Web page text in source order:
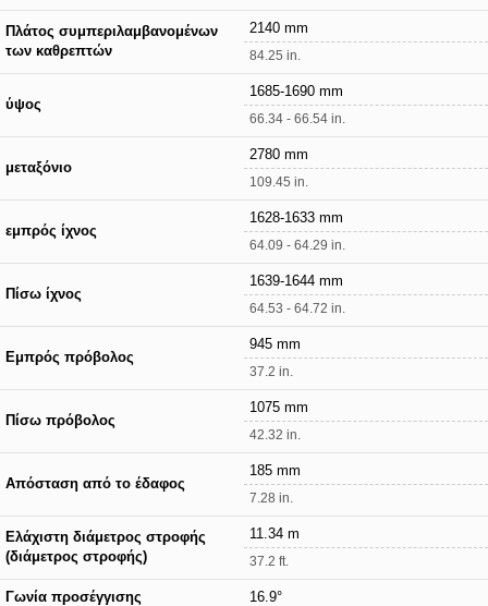
Πλάτος συμπεριλαμβανομένων
των καθρεπτών
2140 mm
84.25 in.
ύψος
1685-1690 mm
66.34 - 66.54 in.
μεταξόνιο
2780 mm
109.45 in.
εμπρός ίχνος
1628-1633 mm
64.09 - 64.29 in.
Πίσω ίχνος
1639-1644 mm
64.53 - 64.72 in.
Εμπρός πρόβολος
945 mm
37.2 in.
Πίσω πρόβολος
1075 mm
42.32 in.
Απόσταση από το έδαφος
185 mm
7.28 in.
Ελάχιστη διάμετρος στροφής
(διάμετρος στροφής)
11.34 m
37.2 ft.
Γωνία προσέγγισης 16.9°